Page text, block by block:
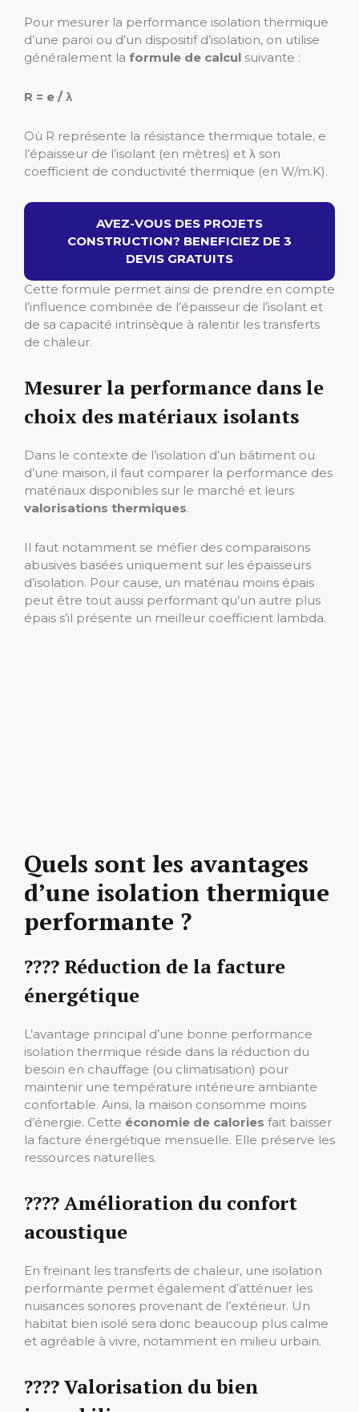
Pour mesurer la performance isolation thermique
d’une paroi ou d’un dispositif d’isolation, on utilise
généralement la formule de calcul suivante :
R = e / λ
Où R représente la résistance thermique totale, e
l’épaisseur de l’isolant (en mètres) et λ son
coefficient de conductivité thermique (en W/m.K).
AVEZ-VOUS DES PROJETS
CONSTRUCTION? BENEFICIEZ DE 3
DEVIS GRATUITS
Cette formule permet ainsi de prendre en compte
l’influence combinée de l’épaisseur de l’isolant et
de sa capacité intrinsèque à ralentir les transferts
de chaleur.
Mesurer la performance dans le
choix des matériaux isolants
Dans le contexte de l’isolation d’un bâtiment ou
d’une maison, il faut comparer la performance des
matériaux disponibles sur le marché et leurs
valorisations thermiques.
Il faut notamment se méfier des comparaisons
abusives basées uniquement sur les épaisseurs
d’isolation. Pour cause, un matériau moins épais
peut être tout aussi performant qu’un autre plus
épais s’il présente un meilleur coefficient lambda.
Quels sont les avantages
d’une isolation thermique
performante ?
????️ Réduction de la facture
énergétique
L’avantage principal d’une bonne performance
isolation thermique réside dans la réduction du
besoin en chauffage (ou climatisation) pour
maintenir une température intérieure ambiante
confortable. Ainsi, la maison consomme moins
d’énergie. Cette économie de calories fait baisser
la facture énergétique mensuelle. Elle préserve les
ressources naturelles.
????️ Amélioration du confort
acoustique
En freinant les transferts de chaleur, une isolation
performante permet également d’atténuer les
nuisances sonores provenant de l’extérieur. Un
habitat bien isolé sera donc beaucoup plus calme
et agréable à vivre, notamment en milieu urbain.
????️ Valorisation du bien